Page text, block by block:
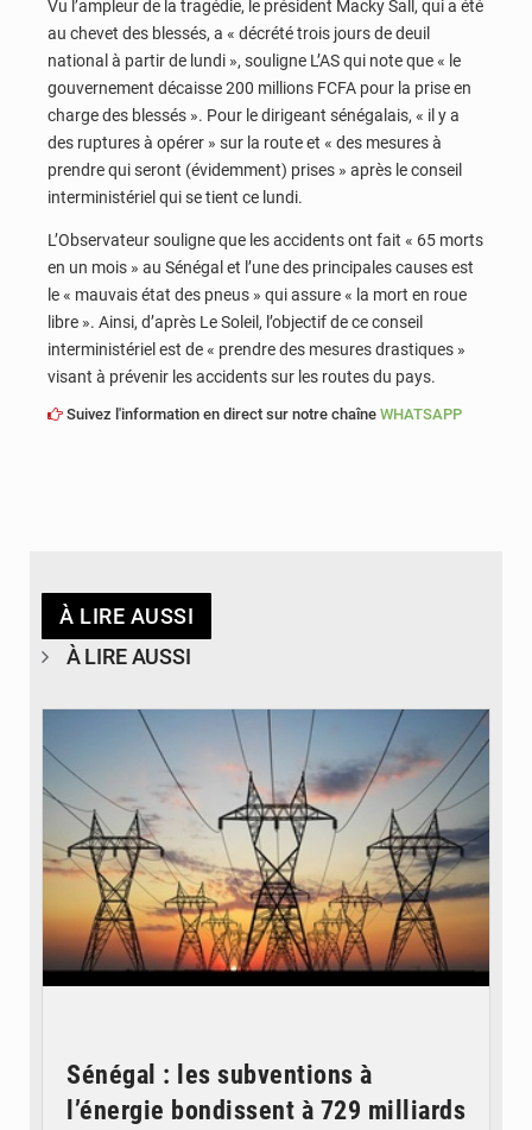
Vu l’ampleur de la tragédie, le président Macky Sall, qui a été
au chevet des blessés, a « décrété trois jours de deuil
national à partir de lundi », souligne L’AS qui note que « le
gouvernement décaisse 200 millions FCFA pour la prise en
charge des blessés ». Pour le dirigeant sénégalais, « il y a
des ruptures à opérer » sur la route et « des mesures à
prendre qui seront (évidemment) prises » après le conseil
interministériel qui se tient ce lundi.
L’Observateur souligne que les accidents ont fait « 65 morts
en un mois » au Sénégal et l’une des principales causes est
le « mauvais état des pneus » qui assure « la mort en roue
libre ». Ainsi, d’après Le Soleil, l’objectif de ce conseil
interministériel est de « prendre des mesures drastiques »
visant à prévenir les accidents sur les routes du pays.
Suivez l'information en direct sur notre chaîne WHATSAPP
À LIRE AUSSI
À LIRE AUSSI
Sénégal : les subventions à
l’énergie bondissent à 729 milliards